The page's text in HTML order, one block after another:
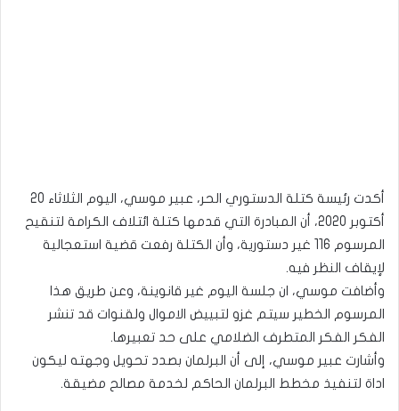
أكدت رئيسة كتلة الدستوري الحر، عبير موسي، اليوم الثلاثاء 20
أكتوبر 2020، أن المبادرة التي قدمها كتلة ائتلاف الكرامة لتنقيح
المرسوم 116 غير دستورية، وأن الكتلة رفعت قضية استعجالية
لإيقاف النظر فيه.
وأضافت موسي، ان جلسة اليوم غير قانوينة، وعن طريق هذا
المرسوم الخطير سيتم غزو لتبييض الاموال ولقنوات قد تنشر
الفكر الفكر المتطرف الضلامي على حد تعبيرها.
وأشارت عبير موسي، إلى أن البرلمان بصدد تحويل وجهته ليكون
اداة لتنفيذ مخطط البرلمان الحاكم لخدمة مصالح مضيقة.